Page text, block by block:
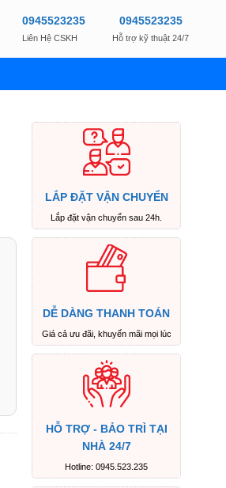
0945523235
Liên Hệ CSKH
0945523235
Hỗ trợ kỹ thuật 24/7
LẮP ĐẶT VẬN CHUYỂN
Lắp đặt vận chuyển sau 24h.
DỄ DÀNG THANH TOÁN
Giá cả ưu đãi, khuyến mãi mọi lúc
HỖ TRỢ - BẢO TRÌ TẠI
NHÀ 24/7
Hotline: 0945.523.235